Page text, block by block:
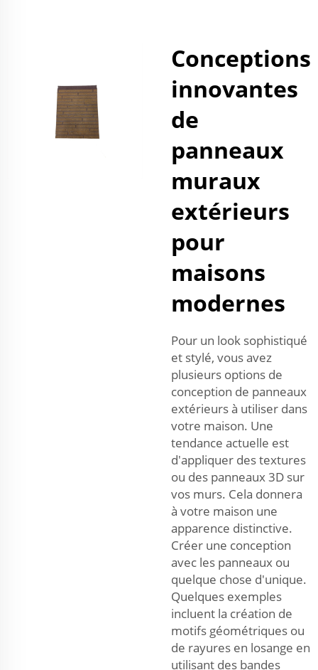
Conceptions
innovantes
de
panneaux
muraux
extérieurs
pour
maisons
modernes
Pour un look sophistiqué
et stylé, vous avez
plusieurs options de
conception de panneaux
extérieurs à utiliser dans
votre maison. Une
tendance actuelle est
d'appliquer des textures
ou des panneaux 3D sur
vos murs. Cela donnera
à votre maison une
apparence distinctive.
Créer une conception
avec les panneaux ou
quelque chose d'unique.
Quelques exemples
incluent la création de
motifs géométriques ou
de rayures en losange en
utilisant des bandes